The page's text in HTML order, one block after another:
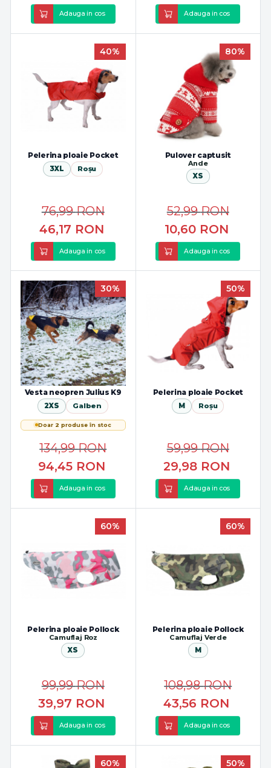
Adauga in cos Adauga in cos
40%
Pelerina ploaie Pocket
3XL Roșu
46,17 RON
76,99RON
Adauga in cos
80%
Pulover captusit
Ande
XS
10,60 RON
52,99RON
Adauga in cos
30%
Vesta neopren Julius K9
2XS Galben
Doar 2 produse în stoc
94,45 RON
134,99RON
Adauga in cos
50%
Pelerina ploaie Pocket
M Roșu
29,98 RON
59,99RON
Adauga in cos
60%
Pelerina ploaie Pollock
Camuflaj Roz
XS
39,97 RON
99,99RON
Adauga in cos
60%
Pelerina ploaie Pollock
Camuflaj Verde
M
43,56 RON
108,98RON
Adauga in cos
60% 50%